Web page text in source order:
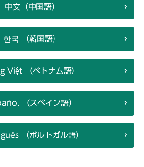
中文（中国語）
한국 （韓国語）
Việt （ベトナム語）
（スペイン語）
（ポルトガル語）